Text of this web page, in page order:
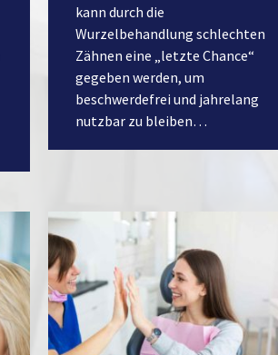
kann durch die
Wurzelbehandlung schlechten
Zähnen eine „letzte Chance“
gegeben werden, um
beschwerdefrei und jahrelang
nutzbar zu bleiben…